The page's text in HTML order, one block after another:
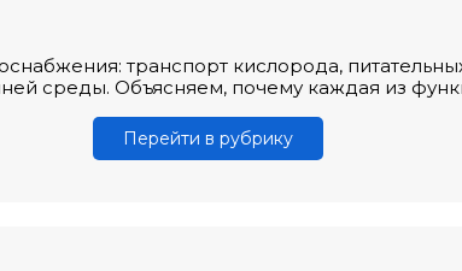
транспорт кислорода,
среды. Объясняем, почему каждая из
Перейти в рубрику